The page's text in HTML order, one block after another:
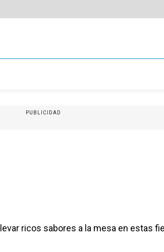
PUBLICIDAD
ricos sabores a la mesa en estas